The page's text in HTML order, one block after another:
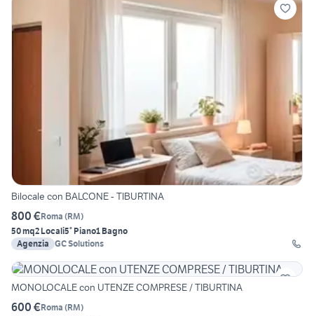
Bilocale con BALCONE - TIBURTINA
800 €Roma (RM)
50 mq2 Locali5° Piano1 Bagno
Agenzia GC Solutions
MONOLOCALE con UTENZE COMPRESE / TIBURTINA
600 €Roma (RM)